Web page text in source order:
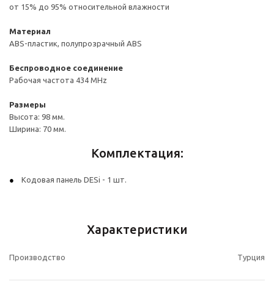
от 15% до 95% относительной влажности
Материал
ABS-пластик, полупрозрачный ABS
Беспроводное соединение
Рабочая частота 434 MHz
Размеры
Высота: 98 мм.
Ширина: 70 мм.
Комплектация:
Кодовая панель DESi - 1 шт.
Характеристики
Производство Турция